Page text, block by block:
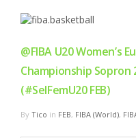
@FIBA U20 Women’s
Championship Sopron
(#SelFemU20 FEB)
By Tico in FEB, FIBA (World),